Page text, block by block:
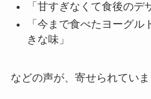
「甘すぎなくて食後のデ
「今まで食べたヨーグ
きな味」
などの声が、寄せられていま